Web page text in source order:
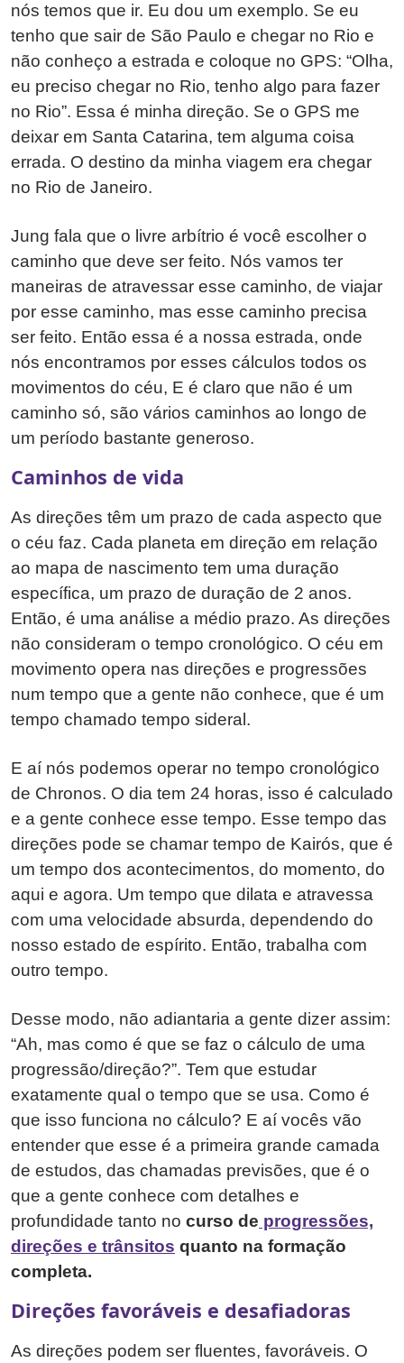
nós temos que ir. Eu dou um exemplo. Se eu
tenho que sair de São Paulo e chegar no Rio e
não conheço a estrada e coloque no GPS: “Olha,
eu preciso chegar no Rio, tenho algo para fazer
no Rio”. Essa é minha direção. Se o GPS me
deixar em Santa Catarina, tem alguma coisa
errada. O destino da minha viagem era chegar
no Rio de Janeiro.
Jung fala que o livre arbítrio é você escolher o
caminho que deve ser feito. Nós vamos ter
maneiras de atravessar esse caminho, de viajar
por esse caminho, mas esse caminho precisa
ser feito. Então essa é a nossa estrada, onde
nós encontramos por esses cálculos todos os
movimentos do céu, E é claro que não é um
caminho só, são vários caminhos ao longo de
um período bastante generoso.
Caminhos de vida
As direções têm um prazo de cada aspecto que
o céu faz. Cada planeta em direção em relação
ao mapa de nascimento tem uma duração
específica, um prazo de duração de 2 anos.
Então, é uma análise a médio prazo. As direções
não consideram o tempo cronológico. O céu em
movimento opera nas direções e progressões
num tempo que a gente não conhece, que é um
tempo chamado tempo sideral.
E aí nós podemos operar no tempo cronológico
de Chronos. O dia tem 24 horas, isso é calculado
e a gente conhece esse tempo. Esse tempo das
direções pode se chamar tempo de Kairós, que é
um tempo dos acontecimentos, do momento, do
aqui e agora. Um tempo que dilata e atravessa
com uma velocidade absurda, dependendo do
nosso estado de espírito. Então, trabalha com
outro tempo.
Desse modo, não adiantaria a gente dizer assim:
“Ah, mas como é que se faz o cálculo de uma
progressão/direção?”. Tem que estudar
exatamente qual o tempo que se usa. Como é
que isso funciona no cálculo? E aí vocês vão
entender que esse é a primeira grande camada
de estudos, das chamadas previsões, que é o
que a gente conhece com detalhes e
profundidade tanto no curso de progressões,
direções e trânsitos quanto na formação
completa.
Direções favoráveis e desafiadoras
As direções podem ser fluentes, favoráveis. O